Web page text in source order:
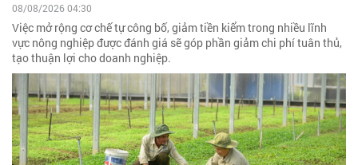
08/08/2026 04:30
Việc mở rộng cơ chế tự công bố, giảm tiền kiểm trong nhiều lĩnh
vực nông nghiệp được đánh giá sẽ góp phần giảm chi phí tuân thủ,
tạo thuận lợi cho doanh nghiệp.